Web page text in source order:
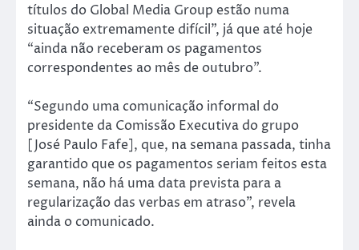
títulos do Global Media Group estão numa
situação extremamente difícil”, já que até hoje
“ainda não receberam os pagamentos
correspondentes ao mês de outubro”.
“Segundo uma comunicação informal do
presidente da Comissão Executiva do grupo
[José Paulo Fafe], que, na semana passada, tinha
garantido que os pagamentos seriam feitos esta
semana, não há uma data prevista para a
regularização das verbas em atraso”, revela
ainda o comunicado.